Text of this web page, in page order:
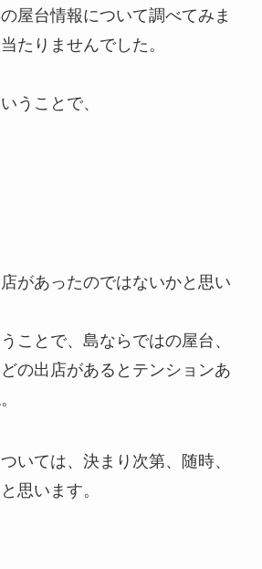
屋台情報について調べてみま
たりませんでした。
うことで、
があったのではないかと思い
ことで、島ならではの屋台、
の出店があるとテンションあ
いては、決まり次第、随時、
思います。